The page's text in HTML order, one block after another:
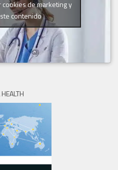
cookies de marketing y
contenido